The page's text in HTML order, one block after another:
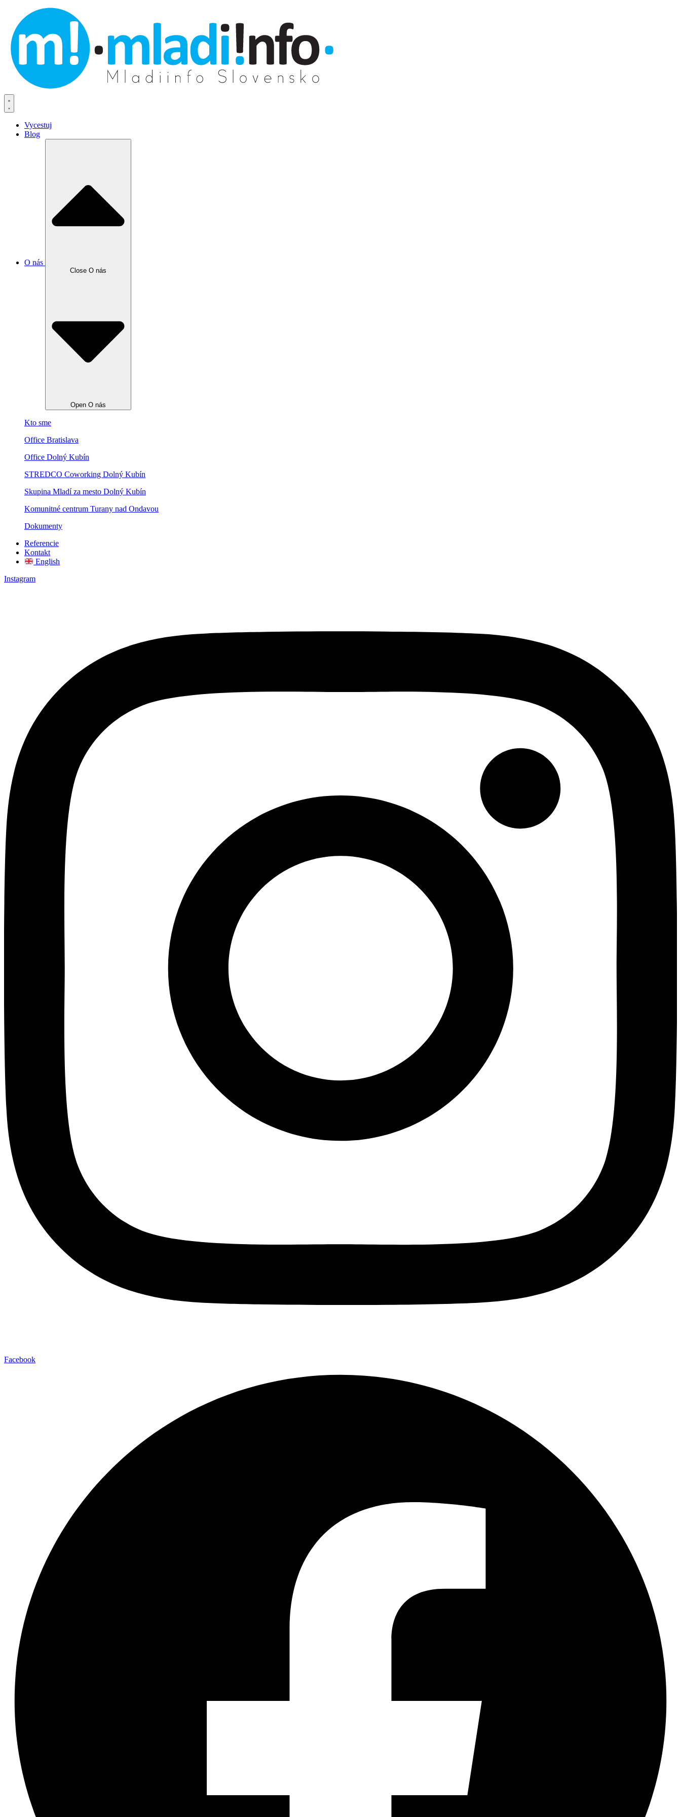
Vycestuj
Blog
O nás
Close O nás
Open O nás
Kto sme
Office Bratislava
Office Dolný Kubín
STREDCO Coworking Dolný Kubín
Skupina Mladí za mesto Dolný Kubín
Komunitné centrum Turany nad Ondavou
Dokumenty
Referencie
Kontakt
English
Instagram
Facebook